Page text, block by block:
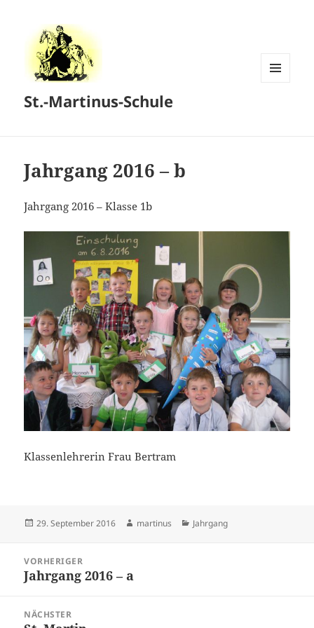
St.-Martinus-Schule
Jahrgang 2016 – b
Jahrgang 2016 – Klasse 1b
Klassenlehrerin Frau Bertram
Veröffentlicht
29. September 2016 Autor
martinus Kategorien
Jahrgang
VORHERIGER
Vorheriger
Jahrgang 2016 – a
NÄCHSTER